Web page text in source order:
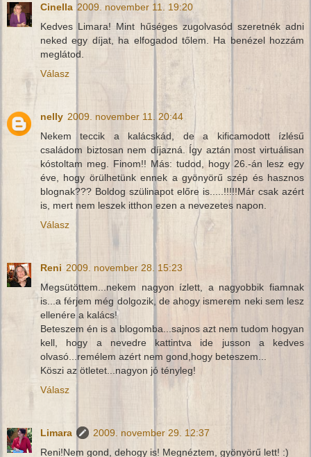
Cinella 2009. november 11. 19:20
Kedves Limara! Mint hűséges zugolvasód szeretnék adni
neked egy díjat, ha elfogadod tőlem. Ha benézel hozzám
meglátod.
Válasz
nelly 2009. november 11. 20:44
Nekem teccik a kalácskád, de a kificamodott ízlésű
családom biztosan nem díjazná. Így aztán most virtuálisan
kóstoltam meg. Finom!! Más: tudod, hogy 26.-án lesz egy
éve, hogy örülhetünk ennek a gyönyörű szép és hasznos
blognak??? Boldog szülinapot előre is.....!!!!!Már csak azért
is, mert nem leszek itthon ezen a nevezetes napon.
Válasz
Reni 2009. november 28. 15:23
Megsütöttem...nekem nagyon ízlett, a nagyobbik fiamnak
is...a férjem még dolgozik, de ahogy ismerem neki sem lesz
ellenére a kalács!
Beteszem én is a blogomba...sajnos azt nem tudom hogyan
kell, hogy a nevedre kattintva ide jusson a kedves
olvasó...remélem azért nem gond,hogy beteszem...
Köszi az ötletet...nagyon jó tényleg!
Válasz
Limara
2009. november 29. 12:37
Reni!Nem gond, dehogy is! Megnéztem, gyönyörű lett! :)